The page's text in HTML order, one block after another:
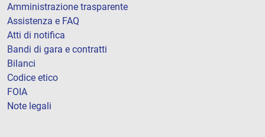
Amministrazione trasparente
Assistenza e FAQ
Atti di notifica
Bandi di gara e contratti
Bilanci
Codice etico
FOIA
Note legali